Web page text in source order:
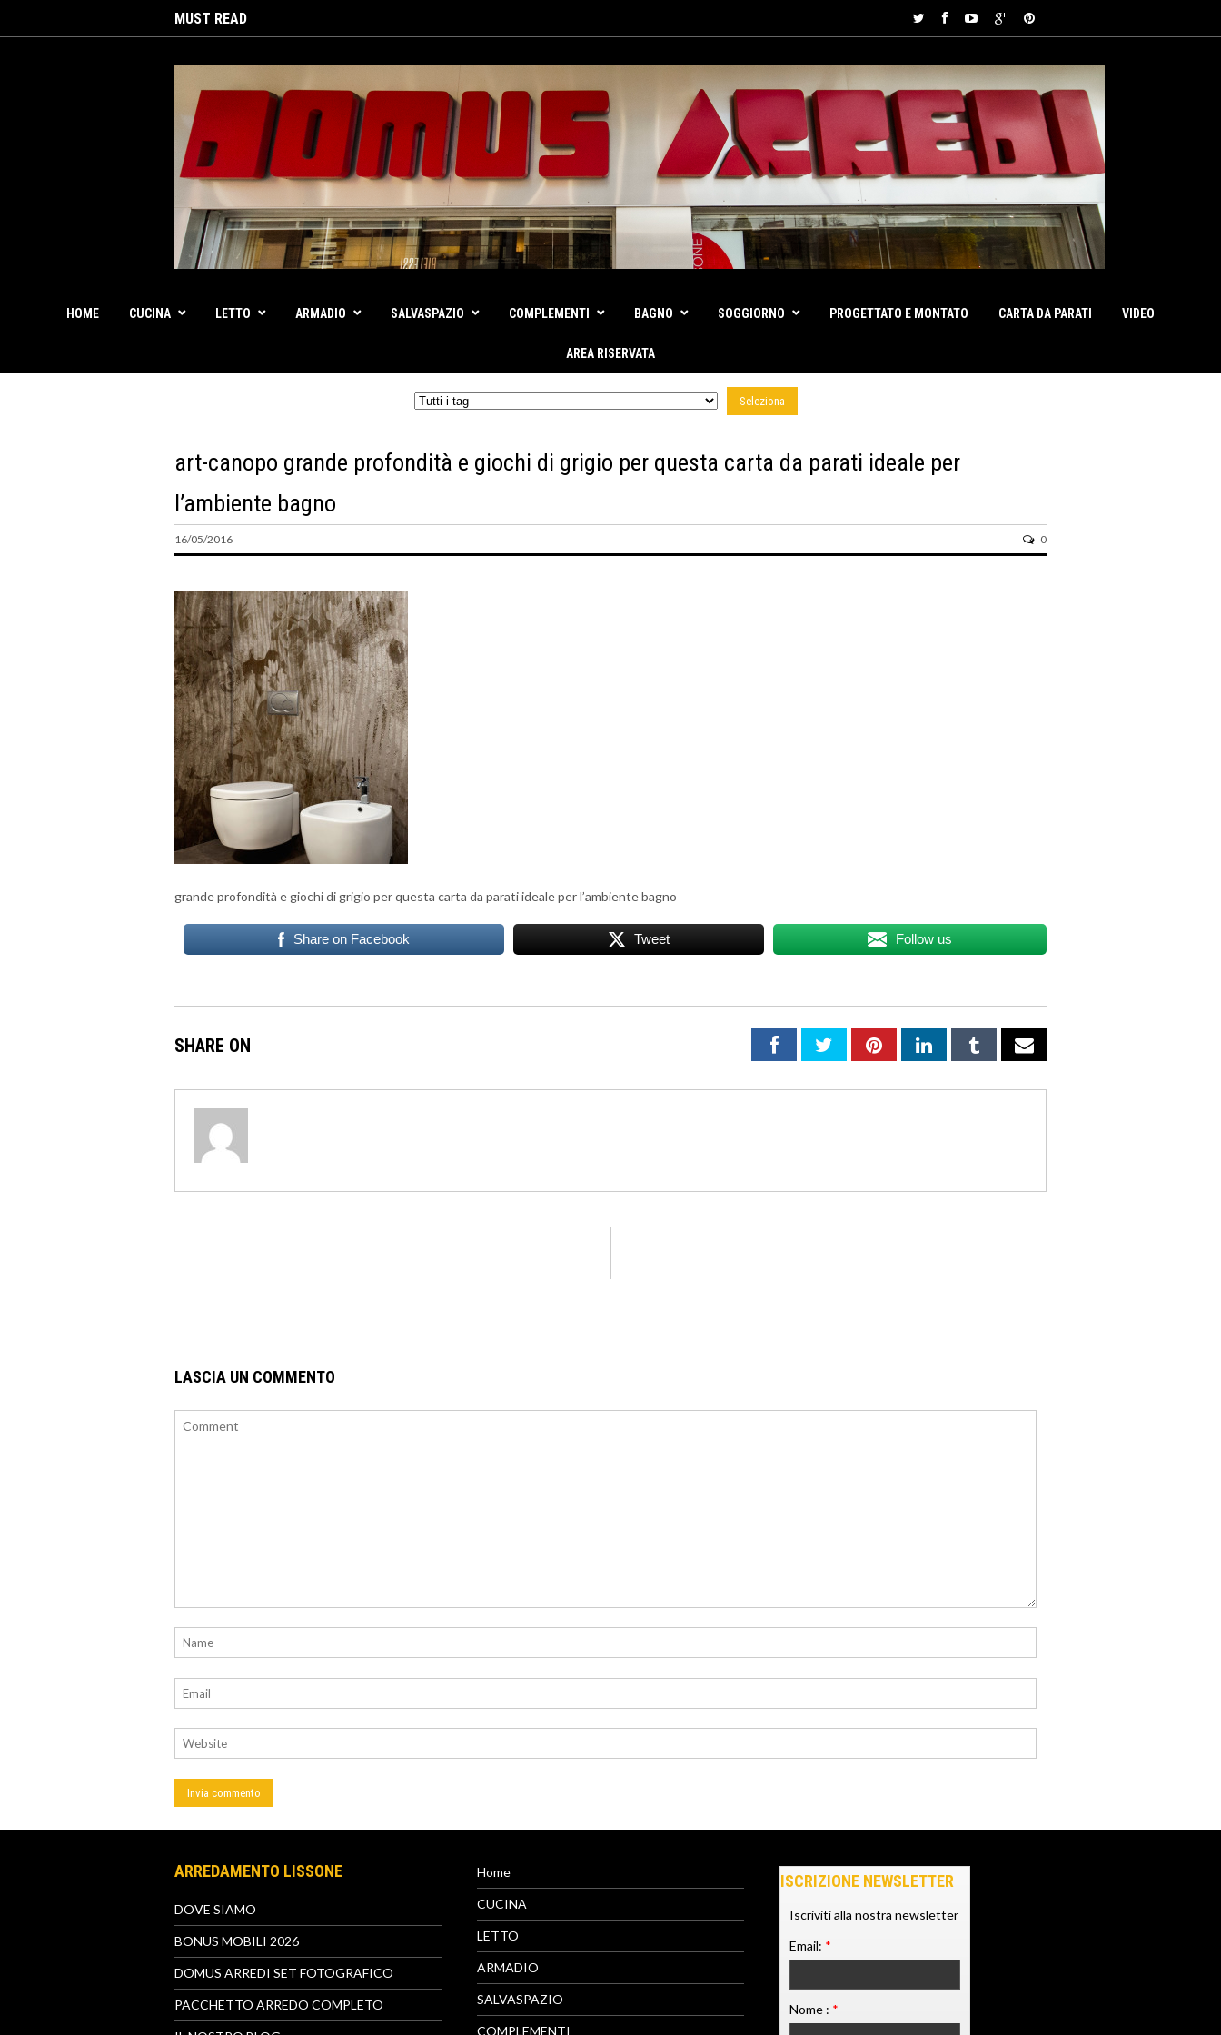
MUST READ
HOME CUCINA LETTO ARMADIO SALVASPAZIO COMPLEMENTI BAGNO SOGGIORNO PROGETTATO E MONTATO CARTA DA PARATI VIDEO
AREA RISERVATA
art-canopo grande profondità e giochi di grigio per questa carta da parati ideale per
l’ambiente bagno
16/05/2016 0
grande profondità e giochi di grigio per questa carta da parati ideale per l’ambiente bagno
Share on Facebook Tweet Follow us
SHARE ON
LASCIA UN COMMENTO
ARREDAMENTO LISSONE
DOVE SIAMO
BONUS MOBILI 2026
DOMUS ARREDI SET FOTOGRAFICO
PACCHETTO ARREDO COMPLETO
Home
CUCINA
LETTO
ARMADIO
SALVASPAZIO
COMPLEMENTI
ISCRIZIONE NEWSLETTER
Iscriviti alla nostra newsletter
Email: *
Nome : *